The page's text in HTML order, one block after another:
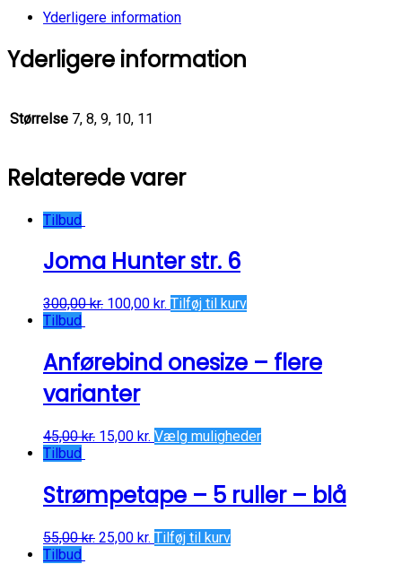
Yderligere information
Yderligere information
Størrelse 7, 8, 9, 10, 11
Relaterede varer
Tilbud
Joma Hunter str. 6
300,00kr. 100,00 kr. Tilføj til kurv
Tilbud
Anførebind onesize – flere
varianter
45,00kr. 15,00 kr. Vælg muligheder
Tilbud
Strømpetape – 5 ruller – blå
55,00kr. 25,00 kr. Tilføj til kurv
Tilbud